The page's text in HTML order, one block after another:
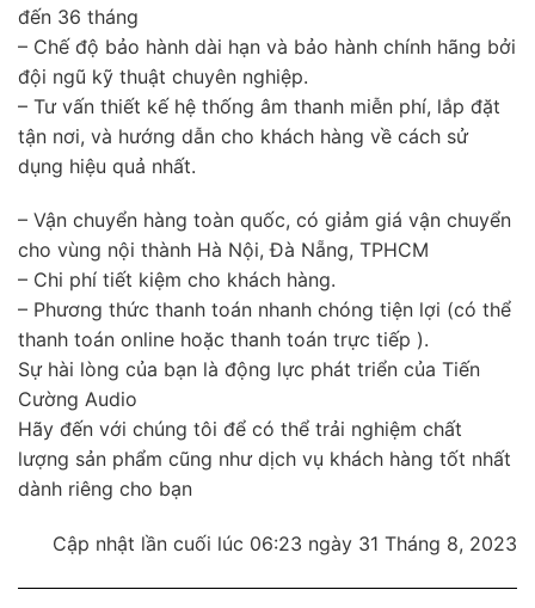
đến 36 tháng
– Chế độ bảo hành dài hạn và bảo hành chính hãng bởi
đội ngũ kỹ thuật chuyên nghiệp.
– Tư vấn thiết kế hệ thống âm thanh miễn phí, lắp đặt
tận nơi, và hướng dẫn cho khách hàng về cách sử
dụng hiệu quả nhất.
– Vận chuyển hàng toàn quốc, có giảm giá vận chuyển
cho vùng nội thành Hà Nội, Đà Nẵng, TPHCM
– Chi phí tiết kiệm cho khách hàng.
– Phương thức thanh toán nhanh chóng tiện lợi (có thể
thanh toán online hoặc thanh toán trực tiếp ).
Sự hài lòng của bạn là động lực phát triển của Tiến
Cường Audio
Hãy đến với chúng tôi để có thể trải nghiệm chất
lượng sản phẩm cũng như dịch vụ khách hàng tốt nhất
dành riêng cho bạn
Cập nhật lần cuối lúc 06:23 ngày 31 Tháng 8, 2023